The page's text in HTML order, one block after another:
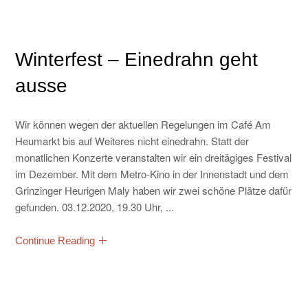
Winterfest – Einedrahn geht
ausse
Wir können wegen der aktuellen Regelungen im Café Am
Heumarkt bis auf Weiteres nicht einedrahn. Statt der
monatlichen Konzerte veranstalten wir ein dreitägiges Festival
im Dezember. Mit dem Metro-Kino in der Innenstadt und dem
Grinzinger Heurigen Maly haben wir zwei schöne Plätze dafür
gefunden. 03.12.2020, 19.30 Uhr, ...
Continue Reading